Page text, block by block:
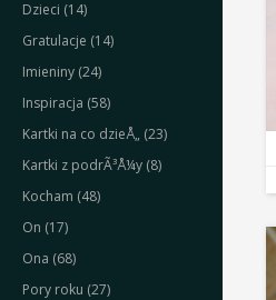
Dzieci (14)
Gratulacje (14)
Imieniny (24)
Inspiracja (58)
Kartki na co dzieÅ„ (23)
Kartki z podrÃ³Å¼y (8)
Kocham (48)
On (17)
Ona (68)
Pory roku (27)